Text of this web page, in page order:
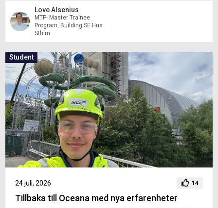
Love Alsenius
MTP- Master Trainee
Program, Building SE Hus
Sthlm
Student
24 juli, 2026 14
Tillbaka till Oceana med nya erfarenheter